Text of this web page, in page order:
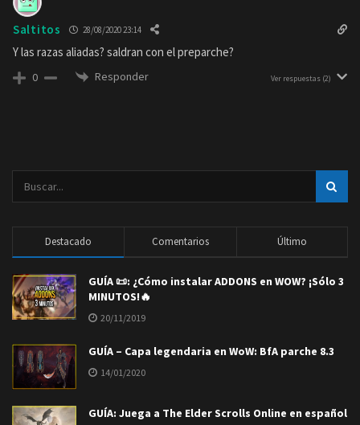
Saltitos 28/08/2020 23:14
Y las razas aliadas? saldran con el preparche?
0 Responder Ver respuestas (2)
Destacado Comentarios Último
GUÍA 📜: ¿Cómo instalar ADDONS en WOW? ¡Sólo 3
MINUTOS!🔥
20/11/2019
GUÍA – Capa legendaria en WoW: BfA parche 8.3
14/01/2020
GUÍA: Juega a The Elder Scrolls Online en español